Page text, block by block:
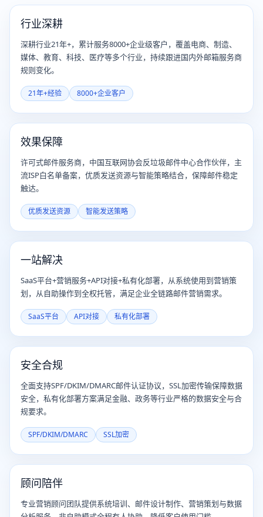
行业深耕
深耕行业21年+，累计服务8000+企业级客户，覆盖电商、制造、
媒体、教育、科技、医疗等多个行业，持续跟进国内外邮箱服务商
规则变化。
21年+经验 8000+企业客户
效果保障
许可式邮件服务商，中国互联网协会反垃圾邮件中心合作伙伴，主
流ISP白名单备案，优质发送资源与智能策略结合，保障邮件稳定
触达。
优质发送资源 智能发送策略
一站解决
SaaS平台+营销服务+API对接+私有化部署，从系统使用到营销策
划，从自助操作到全权托管，满足企业全链路邮件营销需求。
SaaS平台 API对接 私有化部署
安全合规
全面支持SPF/DKIM/DMARC邮件认证协议，SSL加密传输保障数据
安全，私有化部署方案满足金融、政务等行业严格的数据安全与合
规要求。
SPF/DKIM/DMARC SSL加密
顾问陪伴
专业营销顾问团队提供系统培训、邮件设计制作、营销策划与数据